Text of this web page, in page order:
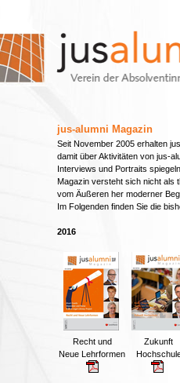
jus-alumni Magazin
Seit November 2005 erhalten
damit über Aktivitäten von jus-
Interviews und Portraits
Magazin versteht sich nicht als
vom Äußeren her moderner
Im Folgenden finden Sie die
2016
Recht und
Neue Lehrformen
Zukunft